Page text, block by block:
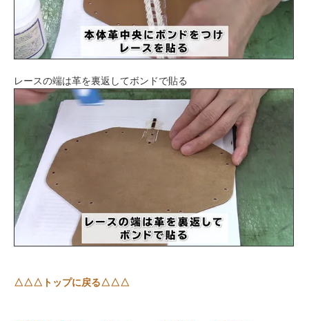
レースの端は革を裏返してボンドで貼る
△△△トップに戻る△△△